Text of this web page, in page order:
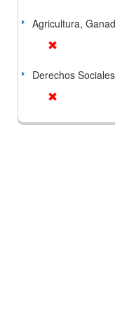
Agricultura,
Derechos